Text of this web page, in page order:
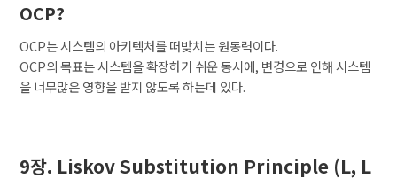
OCP?
OCP는 시스템의 아키텍처를 떠밪치는 원동력이다.
OCP의 목표는 시스템을 확장하기 쉬운 동시에, 변경으로 인해 시스템
을 너무많은 영향을 받지 않도록 하는데 있다.
9장. Liskov Substitution Principle (L, L